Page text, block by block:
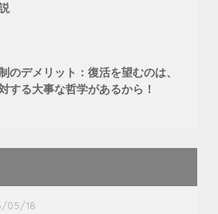
のデメリット：復活を望むのは、
する大事な哲学があるから！
05/18